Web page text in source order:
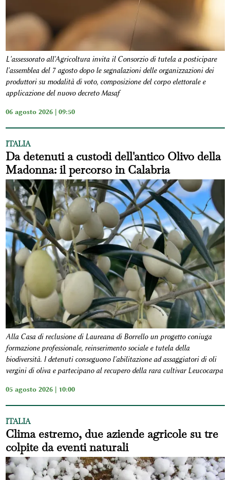
L'assessorato all'Agricoltura invita il Consorzio di tutela a posticipare
l'assemblea del 7 agosto dopo le segnalazioni delle organizzazioni dei
produttori su modalità di voto, composizione del corpo elettorale e
applicazione del nuovo decreto Masaf
06 agosto 2026 | 09:50
ITALIA
Da detenuti a custodi dell'antico Olivo della
Madonna: il percorso in Calabria
Alla Casa di reclusione di Laureana di Borrello un progetto coniuga
formazione professionale, reinserimento sociale e tutela della
biodiversità. I detenuti conseguono l'abilitazione ad assaggiatori di oli
vergini di oliva e partecipano al recupero della rara cultivar Leucocarpa
05 agosto 2026 | 10:00
ITALIA
Clima estremo, due aziende agricole su tre
colpite da eventi naturali